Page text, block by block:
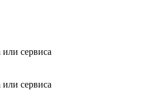
сервиса
сервиса